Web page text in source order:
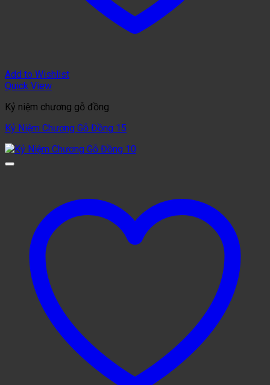
Add to Wishlist
Quick View
Kỷ niệm chương gỗ đồng
Kỷ Niệm Chương Gỗ Đồng 15